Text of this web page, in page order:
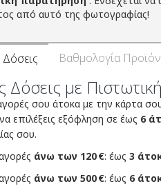
από αυτό της φωτογραφίας!
Βαθμολογία
Δόσεις με
σου άτοκα με την κάρτα
επιλέξεις εξόφληση σε έως 6
σου.
άνω των 120 €: έως 3
άνω των 500 €: έως 6